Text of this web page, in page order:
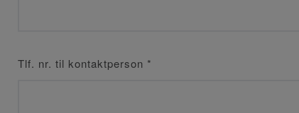
Tlf. nr. til kontaktperson *